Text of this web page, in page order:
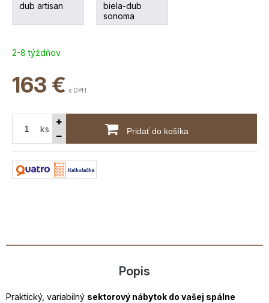
dub artisan
biela-dub
sonoma
2-8 týždňov
163 € s DPH
ks Pridať do košíka
Popis
Praktický, variabilný sektorový nábytok do vašej spálne